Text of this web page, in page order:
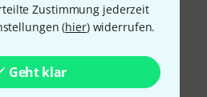
Zustimmung jederzeit
(hier) widerrufen.
Geht klar
sind gut verarbeitet und langlebig.
ohne Störungen.
lässt sich leicht auf- und abwickeln.